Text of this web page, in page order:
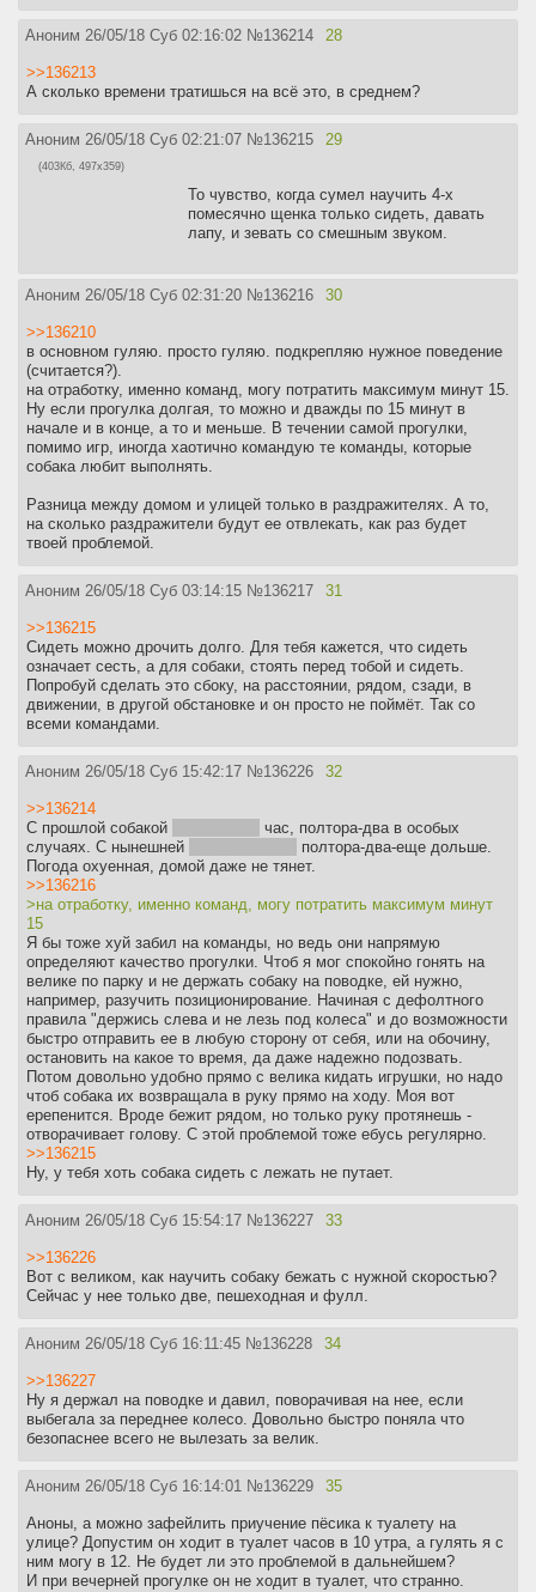
Аноним 26/05/18 Суб 02:16:02 №136214 28
>>136213
А сколько времени тратишься на всё это, в среднем?
Аноним 26/05/18 Суб 02:21:07 №136215 29
(403Кб, 497x359)
То чувство, когда сумел научить 4-х
помесячно щенка только сидеть, давать
лапу, и зевать со смешным звуком.
Аноним 26/05/18 Суб 02:31:20 №136216 30
>>136210
в основном гуляю. просто гуляю. подкрепляю нужное поведение
(считается?).
на отработку, именно команд, могу потратить максимум минут 15.
Ну если прогулка долгая, то можно и дважды по 15 минут в
начале и в конце, а то и меньше. В течении самой прогулки,
помимо игр, иногда хаотично командую те команды, которые
собака любит выполнять.
Разница между домом и улицей только в раздражителях. А то,
на сколько раздражители будут ее отвлекать, как раз будет
твоей проблемой.
Аноним 26/05/18 Суб 03:14:15 №136217 31
>>136215
Сидеть можно дрочить долго. Для тебя кажется, что сидеть
означает сесть, а для собаки, стоять перед тобой и сидеть.
Попробуй сделать это сбоку, на расстоянии, рядом, сзади, в
движении, в другой обстановке и он просто не поймёт. Так со
всеми командами.
Аноним 26/05/18 Суб 15:42:17 №136226 32
>>136214
С прошлой собакой
час, полтора-два в особых
случаях. С нынешней
полтора-два-еще дольше.
Погода охуенная, домой даже не тянет.
>>136216
>на отработку, именно команд, могу потратить максимум минут
15
Я бы тоже хуй забил на команды, но ведь они напрямую
определяют качество прогулки. Чтоб я мог спокойно гонять на
велике по парку и не держать собаку на поводке, ей нужно,
например, разучить позиционирование. Начиная с дефолтного
правила "держись слева и не лезь под колеса" и до возможности
быстро отправить ее в любую сторону от себя, или на обочину,
остановить на какое то время, да даже надежно подозвать.
Потом довольно удобно прямо с велика кидать игрушки, но надо
чтоб собака их возвращала в руку прямо на ходу. Моя вот
ерепенится. Вроде бежит рядом, но только руку протянешь -
отворачивает голову. С этой проблемой тоже ебусь регулярно.
>>136215
Ну, у тебя хоть собака сидеть с лежать не путает.
Аноним 26/05/18 Суб 15:54:17 №136227 33
>>136226
Вот с великом, как научить собаку бежать с нужной скоростью?
Сейчас у нее только две, пешеходная и фулл.
Аноним 26/05/18 Суб 16:11:45 №136228 34
>>136227
Ну я держал на поводке и давил, поворачивая на нее, если
выбегала за переднее колесо. Довольно быстро поняла что
безопаснее всего не вылезать за велик.
Аноним 26/05/18 Суб 16:14:01 №136229 35
Аноны, а можно зафейлить приучение пёсика к туалету на
улице? Допустим он ходит в туалет часов в 10 утра, а гулять я с
ним могу в 12. Не будет ли это проблемой в дальнейшем?
И при вечерней прогулке он не ходит в туалет, что странно.